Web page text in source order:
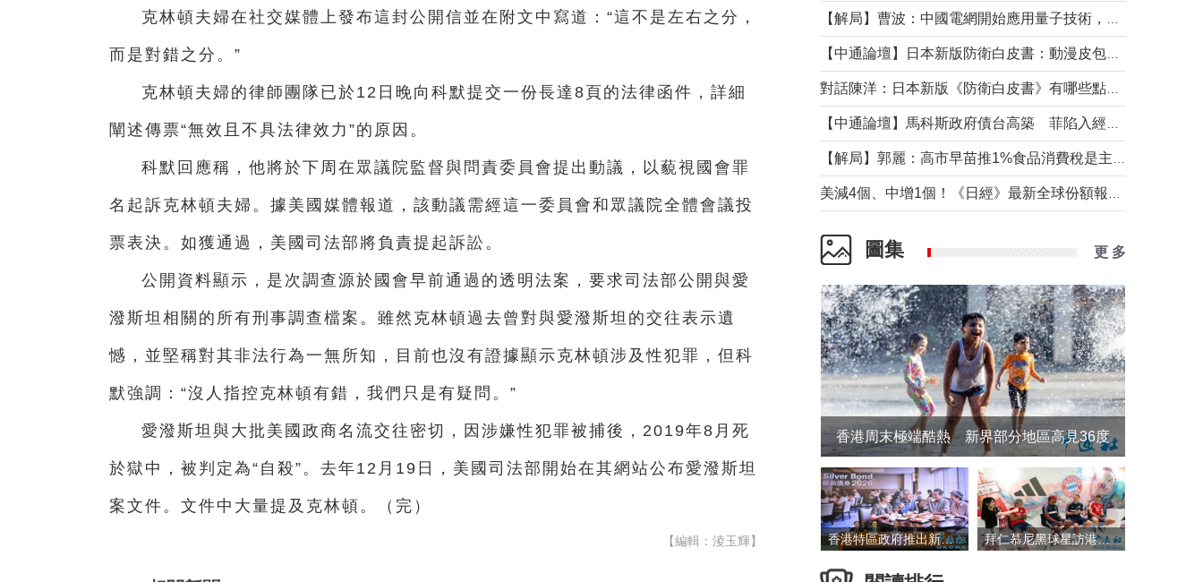
克林頓夫婦在社交媒體上發布這封公開信並在附文中寫道：“這不是左右之分，
而是對錯之分。”
克林頓夫婦的律師團隊已於12日晚向科默提交一份長達8頁的法律函件，詳細
闡述傳票“無效且不具法律效力”的原因。
科默回應稱，他將於下周在眾議院監督與問責委員會提出動議，以藐視國會罪
名起訴克林頓夫婦。據美國媒體報道，該動議需經這一委員會和眾議院全體會議投
票表決。如獲通過，美國司法部將負責提起訴訟。
公開資料顯示，是次調查源於國會早前通過的透明法案，要求司法部公開與愛
潑斯坦相關的所有刑事調查檔案。雖然克林頓過去曾對與愛潑斯坦的交往表示遺
憾，並堅稱對其非法行為一無所知，目前也沒有證據顯示克林頓涉及性犯罪，但科
默強調：“沒人指控克林頓有錯，我們只是有疑問。”
愛潑斯坦與大批美國政商名流交往密切，因涉嫌性犯罪被捕後，2019年8月死
於獄中，被判定為“自殺”。去年12月19日，美國司法部開始在其網站公布愛潑斯坦
案文件。文件中大量提及克林頓。（完）
【編輯：淩玉輝】
圖集 更 多
香港周末極端酷熱 新界部分地區高見36度
香港特區政府推出新一批銀色債券 每手1萬元保底息4.25厘 拜仁慕尼黑球星訪港 與球迷近距離互動